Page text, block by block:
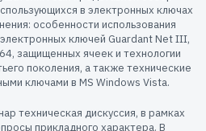
в электронных ключах
особенности использования
ключей Guardant Net III,
защищенных ячеек и технологии
поколения, а также технические
ключами в MS Windows Vista.
техническая дискуссия, в рамках
прикладного характера. В